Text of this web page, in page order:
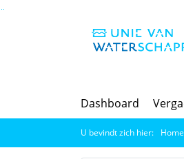
Dashboard
U bevindt zich hier: Home